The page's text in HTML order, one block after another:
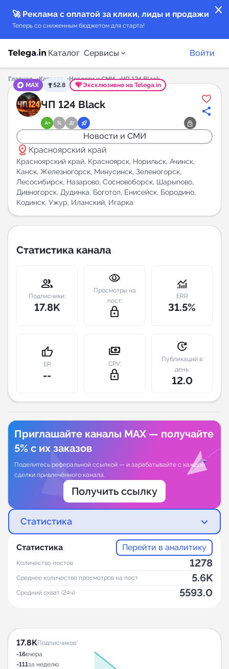
close
🚀 Реклама с оплатой за клики, лиды и продажи
Теперь со сниженным бюджетом для старта!
Каталог Сервисы
Каталог каналов
Каталог ботов
Горящие предложения
Индекс читаемости каналов в Telegram
New
Индивидуальное сопровождение
Аналитика Telegram
Войти
Главная Каталог Новости и СМИ
ЧП 124 Black
MAX
52.8 Эксклюзивно на Telega.in
ЧП 124 Black
Новости и СМИ
distance Красноярский край
Красноярский край, Красноярск, Норильск, Ачинск,
Канск, Железногорск, Минусинск, Зеленогорск,
Лесосибирск, Назарово, Сосновоборск, Шарыпово,
Дивногорск, Дудинка, Боготол, Енисейск, Бородино,
Кодинск, Ужур, Иланский, Игарка
Статистика канала
group
Подписчики:
17.8K
visibility
Просмотры на
пост:
lock_outline
monitoring
ERR
31.5%
thumb_up
ER
--
payments
CPV:
lock_outline
update
Публикаций в
день:
12.0
Приглашайте каналы MAX — получайте
5% с их заказов
Поделитесь реферальной ссылкой — и зарабатывайте с каждой
сделки привлечённого канала.
Получить ссылку
Статистика
Статистика Перейти в аналитику
Количество постов 1278
Среднее количество просмотров на пост 5.6K
Средний охват (24ч) 5593.0
17.8KПодписчиков*
-16вчера
-111за неделю